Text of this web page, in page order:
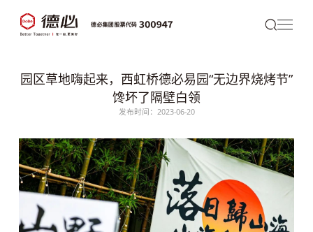
园区草地嗨起来，西虹桥德必易园“无边界烧烤节”
馋坏了隔壁白领
发布时间：2023-06-20